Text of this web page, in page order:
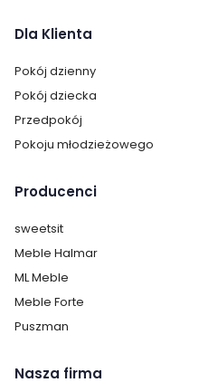
Dla Klienta
Pokój dzienny
Pokój dziecka
Przedpokój
Pokoju młodzieżowego
Producenci
sweetsit
Meble Halmar
ML Meble
Meble Forte
Puszman
Nasza firma